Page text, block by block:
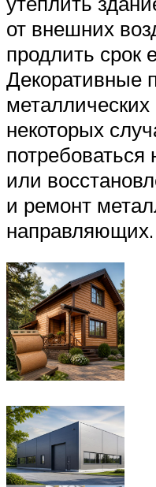
от внешних
продлить срок
Декоративные
металлических
некоторых
потребоваться
или
и ремонт
направляющих.